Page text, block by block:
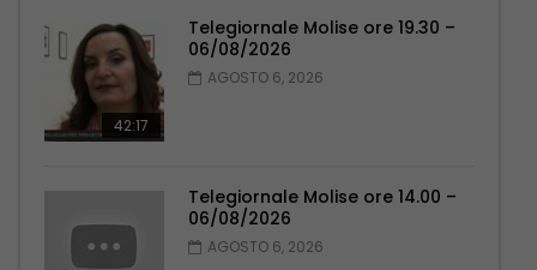
42:17
Telegiornale Molise ore 19.30 –
06/08/2026
AGOSTO 6, 2026
Telegiornale Molise ore 14.00 –
06/08/2026
AGOSTO 6, 2026